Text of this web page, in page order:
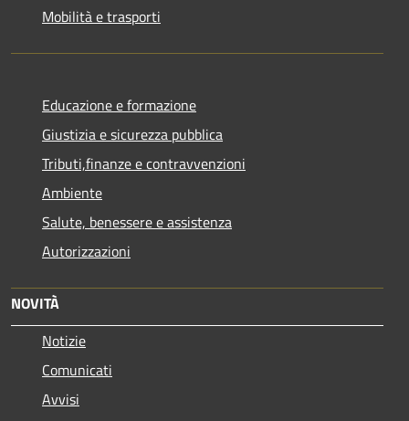
Mobilità e trasporti
Educazione e formazione
Giustizia e sicurezza pubblica
Tributi,finanze e contravvenzioni
Ambiente
Salute, benessere e assistenza
Autorizzazioni
NOVITÀ
Notizie
Comunicati
Avvisi